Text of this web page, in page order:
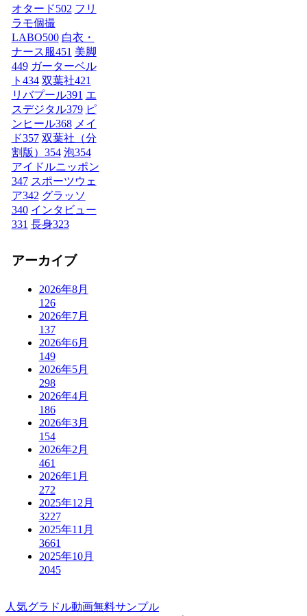
オタード502 フリ
ラモ個撮
LABO500 白衣・
ナース服451 美脚
449 ガーターベル
ト 434 双葉社421
リバプール391 エ
スデジタル379 ピ
ンヒール368 メイ
ド357 双葉社（分
割版） 354 泡354
アイドルニッポン
347 スポーツウェ
ア342 グラッソ
340 インタビュー
331 長身323
アーカイブ
2026年8月
126
2026年7月
137
2026年6月
149
2026年5月
298
2026年4月
186
2026年3月
154
2026年2月
461
2026年1月
272
2025年12月
3227
2025年11月
3661
2025年10月
2045
人気グラドル動画無料サンプル